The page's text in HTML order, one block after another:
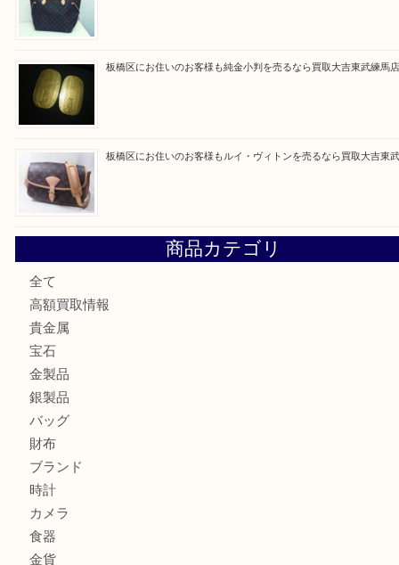
Facebook
Twitter
Line
高島平にお住いのお客様も中判カメラを売るなら買取大吉